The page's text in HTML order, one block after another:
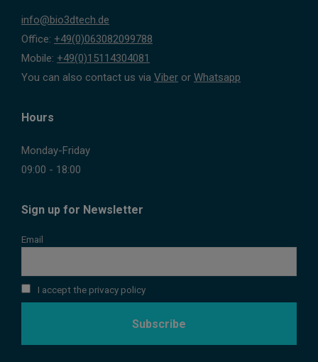
info@bio3dtech.de
Office: +49(0)063082099788
Mobile: +49(0)15114304081
You can also contact us via Viber or Whatsapp
Hours
Monday-Friday
09:00 - 18:00
Sign up for Newsletter
Email
I accept the privacy policy